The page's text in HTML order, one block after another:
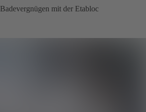
Badevergnügen mit der Etabloc